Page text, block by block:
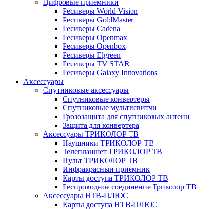
Цифровые приемники
Ресиверы World Vision
Ресиверы GoldMaster
Ресиверы Cadena
Ресиверы Openmax
Ресиверы Openbox
Ресиверы Elgreen
Ресиверы TV STAR
Ресиверы Galaxy Innovations
Аксессуары
Спутниковые аксессуары
Спутниковые конвертеры
Спутниковые мультисвитчи
Грозозащита для спутниковых антенн
Защита для конвертера
Аксессуары ТРИКОЛОР ТВ
Наушники ТРИКОЛОР ТВ
Телепланшет ТРИКОЛОР ТВ
Пульт ТРИКОЛОР ТВ
Инфракрасный приемник
Карты доступа ТРИКОЛОР ТВ
Беспроводное соединение Триколор ТВ
Аксессуары НТВ-ПЛЮС
Карты доступа НТВ-ПЛЮС